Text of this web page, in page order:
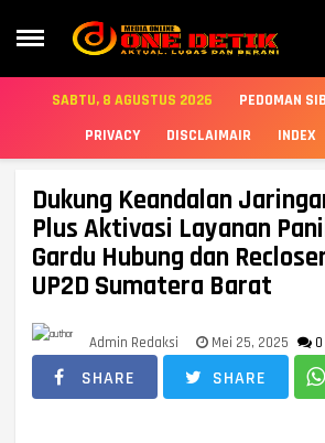
SABTU, 8 AGUSTUS 2026 PEDOMAN
PRIVACY
DISCLAIMAIR INDEX
Dukung Keandalan
Plus Aktivasi Layanan
Gardu Hubung dan
UP2D Sumatera Barat
Admin Redaksi Mei 25, 2025 0
SHARE SHARE